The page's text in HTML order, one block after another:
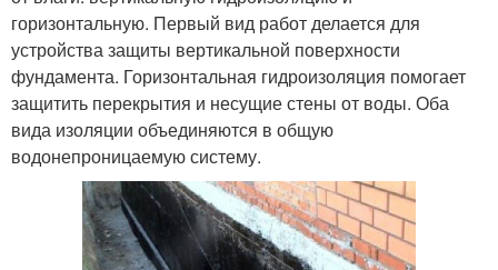
горизонтальную. Первый вид работ делается для
устройства защиты вертикальной поверхности
фундамента. Горизонтальная гидроизоляция помогает
защитить перекрытия и несущие стены от воды. Оба
вида изоляции объединяются в общую
водонепроницаемую систему.